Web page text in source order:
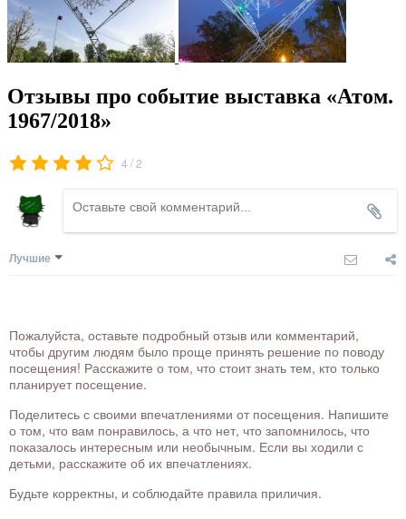
Отзывы про событие выставка «Атом.
1967/2018»
4 /2
Лучшие
Пожалуйста, оставьте подробный отзыв или комментарий,
чтобы другим людям было проще принять решение по поводу
посещения! Расскажите о том, что стоит знать тем, кто только
планирует посещение.
Поделитесь с своими впечатлениями от посещения. Напишите
о том, что вам понравилось, а что нет, что запомнилось, что
показалось интересным или необычным. Если вы ходили с
детьми, расскажите об их впечатлениях.
Будьте корректны, и соблюдайте правила приличия.